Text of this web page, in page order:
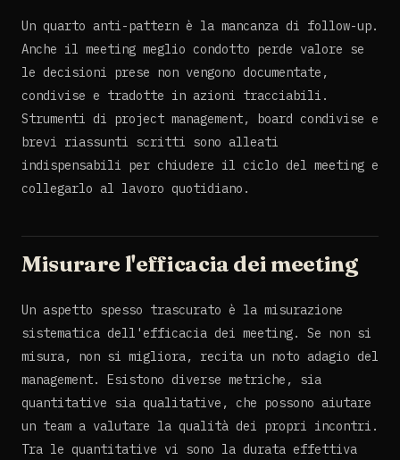
Un quarto anti-pattern è la mancanza di follow-up.
Anche il meeting meglio condotto perde valore se
le decisioni prese non vengono documentate,
condivise e tradotte in azioni tracciabili.
Strumenti di project management, board condivise e
brevi riassunti scritti sono alleati
indispensabili per chiudere il ciclo del meeting e
collegarlo al lavoro quotidiano.
Misurare l'efficacia dei meeting
Un aspetto spesso trascurato è la misurazione
sistematica dell'efficacia dei meeting. Se non si
misura, non si migliora, recita un noto adagio del
management. Esistono diverse metriche, sia
quantitative sia qualitative, che possono aiutare
un team a valutare la qualità dei propri incontri.
Tra le quantitative vi sono la durata effettiva